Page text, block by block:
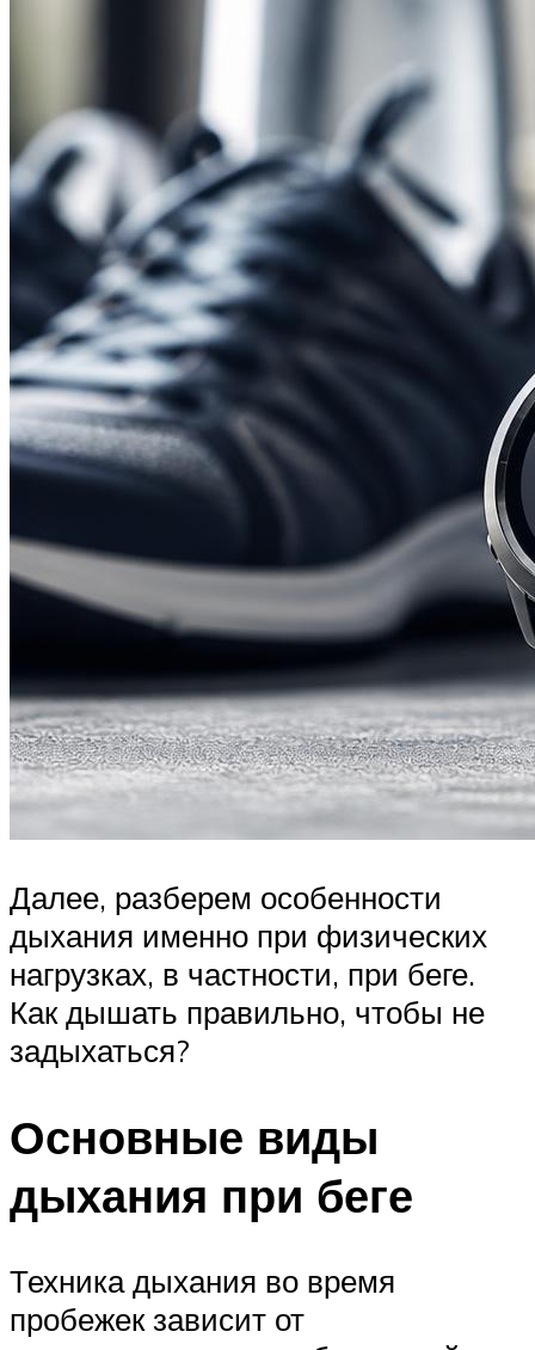
Далее, разберем особенности
дыхания именно при физических
нагрузках, в частности, при беге.
Как дышать правильно, чтобы не
задыхаться?
Основные виды
дыхания при беге
Техника дыхания во время
пробежек зависит от